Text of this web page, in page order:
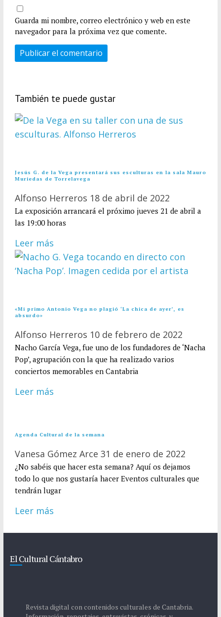
Guarda mi nombre, correo electrónico y web en este
navegador para la próxima vez que comente.
También te puede gustar
Jesús G. de la Vega presentará sus esculturas en la sala Mauro
Muriedas de Torrelavega
Alfonso Herreros 18 de abril de 2022
La exposición arrancará el próximo jueves 21 de abril a
las 19:00 horas
Leer más
«Mi primo Antonio Vega no plagió ‘La chica de ayer’, es
absurdo»
Alfonso Herreros 10 de febrero de 2022
Nacho García Vega, fue uno de los fundadores de ‘Nacha
Pop’, agrupación con la que ha realizado varios
conciertos memorables en Cantabria
Leer más
Agenda Cultural de la semana
Vanesa Gómez Arce 31 de enero de 2022
¿No sabéis que hacer esta semana? Aquí os dejamos
todo lo que nos gustaría hacer Eventos culturales que
tendrán lugar
Leer más
El Cultural Cántabro
Revista digital con contenidos culturales de Cantabria.